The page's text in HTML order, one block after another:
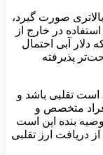
صورت گیرد،
در خارج از
دلار آبی احتمال
پذیرفته
است تقلبی باشد و
متخصص و
بنده این است
دریافت ارز تقلبی